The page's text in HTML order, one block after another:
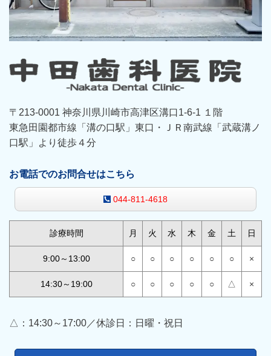
〒213-0001 神奈川県川崎市高津区溝口1-6-1 １階
東急田園都市線「溝の口駅」東口・ＪＲ南武線「武蔵溝ノ
口駅」より徒歩４分
お電話でのお問合せはこちら
044-811-4618
診療時間 月 火 水 木 金 土 日
9:00～13:00 ○ ○ ○ ○ ○ ○ ×
14:30～19:00 ○ ○ ○ ○ ○ △ ×
△：14:30～17:00／休診日：日曜・祝日